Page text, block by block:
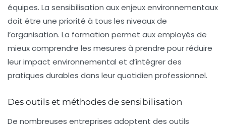
équipes. La sensibilisation aux enjeux environnementaux
doit être une priorité à tous les niveaux de
l’organisation. La formation permet aux employés de
mieux comprendre les mesures à prendre pour réduire
leur impact environnemental et d’intégrer des
pratiques durables dans leur quotidien professionnel.
Des outils et méthodes de sensibilisation
De nombreuses entreprises adoptent des outils